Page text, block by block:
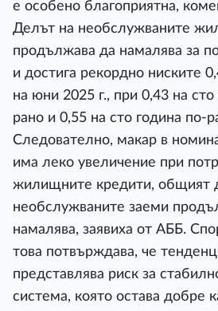
е особено благоприятна,
Делът на необслужваните
продължава да намалява за
и достига рекордно ниските
на юни 2025 г., при 0,43 на
рано и 0,55 на сто година по-
Следователно, макар в
има леко увеличение при
жилищните кредити, общият
необслужваните заеми
намалява, заявиха от АББ.
това потвърждава, че
представлява риск за
система, която остава добре